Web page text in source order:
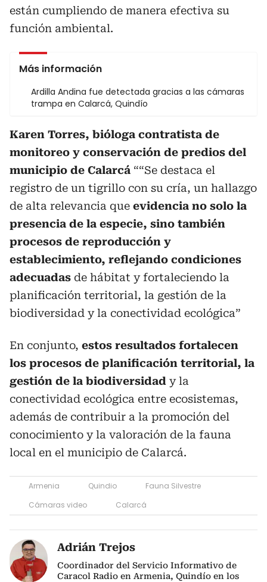
están cumpliendo de manera efectiva su
función ambiental.
Más información
Ardilla Andina fue detectada gracias a las cámaras
trampa en Calarcá, Quindío
Karen Torres, bióloga contratista de
monitoreo y conservación de predios del
municipio de Calarcá ““Se destaca el
registro de un tigrillo con su cría, un hallazgo
de alta relevancia que evidencia no solo la
presencia de la especie, sino también
procesos de reproducción y
establecimiento, reflejando condiciones
adecuadas de hábitat y fortaleciendo la
planificación territorial, la gestión de la
biodiversidad y la conectividad ecológica”
En conjunto, estos resultados fortalecen
los procesos de planificación territorial, la
gestión de la biodiversidad y la
conectividad ecológica entre ecosistemas,
además de contribuir a la promoción del
conocimiento y la valoración de la fauna
local en el municipio de Calarcá.
Armenia Quindio
Fauna Silvestre
Cámaras video
Calarcá
Adrián Trejos
Coordinador del Servicio Informativo de
Caracol Radio en Armenia, Quindío en los